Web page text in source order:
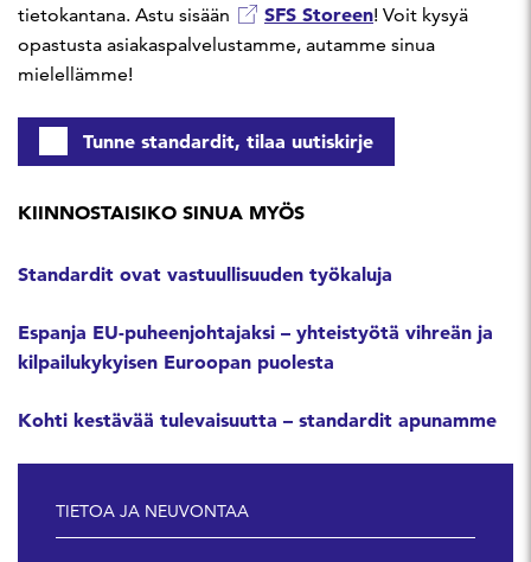
tietokantana. Astu sisään
SFS Storeen! Voit kysyä
opastusta asiakaspalvelustamme, autamme sinua
mielellämme!
Tunne standardit, tilaa uutiskirje
KIINNOSTAISIKO SINUA MYÖS
Standardit ovat vastuullisuuden työkaluja
Espanja EU-puheenjohtajaksi – yhteistyötä vihreän ja
kilpailukykyisen Euroopan puolesta
Kohti kestävää tulevaisuutta – standardit apunamme
TIETOA JA NEUVONTAA